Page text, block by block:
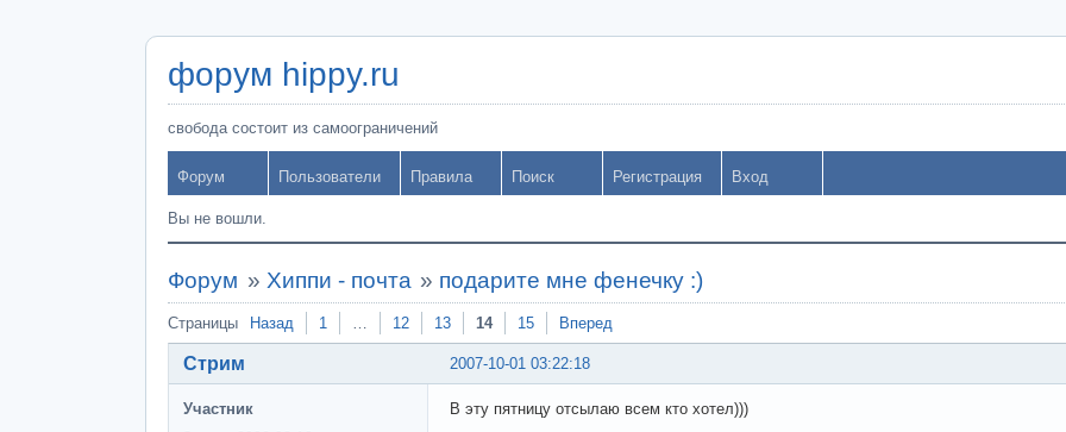
форум hippy.ru
свобода состоит из самоограничений
Форум Пользователи Правила Поиск Регистрация Вход
Вы не вошли.
Форум » Хиппи - почта » подарите мне фенечку :)
Страницы Назад 1 … 12 13 14 15 Вперед
2007-10-01 03:22:18
Стрим
Участник В эту пятницу отсылаю всем кто хотел)))